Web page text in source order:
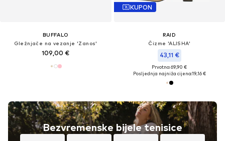
BUFFALO
Gležnjače na vezanje 'Zanos'
109,00 €
Bezvremenske bijele tenisice
KUPON
RAID
Čizme 'ALISHA'
43,11 €
Prvotno: 69,90 €
Posljednja najniža cijena:19,16 €